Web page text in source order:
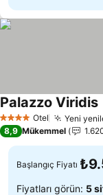
4 Yıldız Otel Yeni
Palazzo Viridis
8,9 Mükemmel
Başlangıç Fiyatı
Fiyatları görün: 5